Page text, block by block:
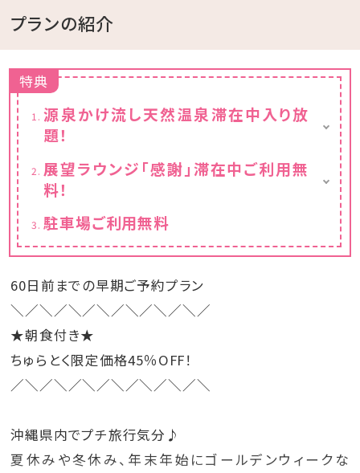
プランの紹介
特典
源泉かけ流し天然温泉滞在中入り放
題！
でご利用いただけます。
展望ラウンジ「感謝」滞在中ご利用無
料！
※チェックイン15:00～チェックアウト11:00ま
でご利用いただけます。
駐車場ご利用無料
60日前までの早期ご予約プラン
＼／＼／＼／＼／＼／＼／＼／
★朝食付き★
ちゅらとく限定価格45％OFF！
／＼／＼／＼／＼／＼／＼／＼
沖縄県内でプチ旅行気分♪
夏休みや冬休み、年末年始にゴールデンウィークな